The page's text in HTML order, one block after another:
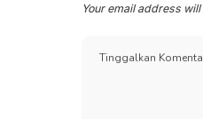
Your email address